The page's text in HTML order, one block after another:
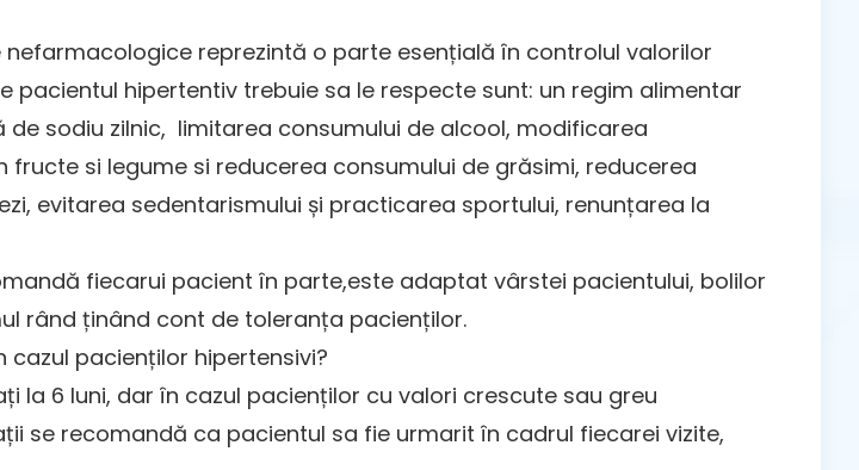
reprezintă o parte esențială în controlul valorilor
hipertentiv trebuie sa le respecte sunt: un regim alimentar
sodiu zilnic, limitarea consumului de alcool, modificarea
si legume si reducerea consumului de grăsimi, reducerea
evitarea sedentarismului și practicarea sportului, renunțarea la
fiecarui pacient în parte,este adaptat vârstei pacientului, bolilor
rând ținând cont de toleranța pacienților.
pacienților hipertensivi?
la 6 luni, dar în cazul pacienților cu valori crescute sau greu
se recomandă ca pacientul sa fie urmarit în cadrul fiecarei vizite,